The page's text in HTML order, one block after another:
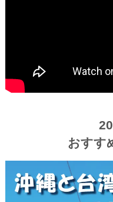
おすす